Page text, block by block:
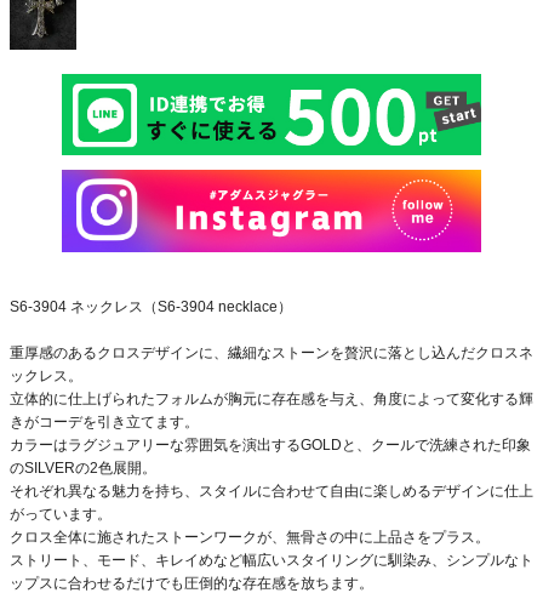
S6-3904 ネックレス（S6-3904 necklace）
重厚感のあるクロスデザインに、繊細なストーンを贅沢に落とし込んだクロスネ
ックレス。
立体的に仕上げられたフォルムが胸元に存在感を与え、角度によって変化する輝
きがコーデを引き立てます。
カラーはラグジュアリーな雰囲気を演出するGOLDと、クールで洗練された印象
のSILVERの2色展開。
それぞれ異なる魅力を持ち、スタイルに合わせて自由に楽しめるデザインに仕上
がっています。
クロス全体に施されたストーンワークが、無骨さの中に上品さをプラス。
ストリート、モード、キレイめなど幅広いスタイリングに馴染み、シンプルなト
ップスに合わせるだけでも圧倒的な存在感を放ちます。